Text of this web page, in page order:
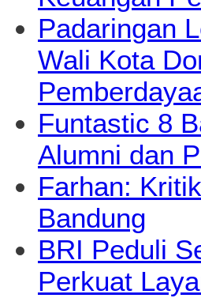
Padaringan
Wali Kota
Funtastic 8
Alumni dan
Farhan:
Bandung
BRI Peduli
Perkuat